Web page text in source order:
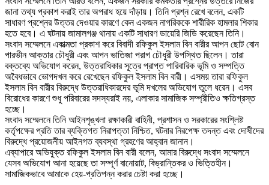
জানা তথ্য প্রকাশ করাই তার অপরাধ হয়ে দাঁড়ায়। তিনি প্রশ্ন রেখে বলেন, একটি
সাধারণ প্রশ্নের উত্তর দেওয়ার কারণে কেন একজন নাগরিককে শারীরিক হামলার শিকার
হতে হবে। এ ঘটনায় জামালগঞ্জ থানায় একটি সাধারণ ডায়েরি জিডি করেছেন তিনি।
‎সংবাদ সম্মেলনে একাত্মতা প্রকাশ করে বিবাদী রফিকুল ইসলাম বিন বারীর আপন ছোট বোন
পারভীন আক্তার চৌধুরী এবং আপন ভাতিজা পরাগ চৌধুরী উপস্থিত ছিলেন। তারা
বক্তব্যে অভিযোগ করেন, উত্তরাধিকার সূত্রে প্রাপ্ত পারিবারিক ভূমি ও সম্পত্তি
অবৈধভাবে ভোগদখল করে রেখেছেন রফিকুল ইসলাম বিন বারী। এসময় তারা রফিকুল
ইসলাম বিন বারীর বিরুদ্ধে উত্তরাধিকারদের ভূমি দখলের অভিযোগ তুলে ধরেন। এসব
বিরোধের কারণে শুধু পরিবারের সদস্যরাই নয়, এলাকার সামাজিক সম্প্রীতিও ক্ষতিগ্রস্ত
হচ্ছে।
‎সংবাদ সম্মেলনে তিনি আইনশৃঙ্খলা রক্ষাকারী বাহিনী, প্রশাসন ও সরকারের সংশ্লিষ্ট
কর্তৃপক্ষের প্রতি তার ব্যক্তিগত নিরাপত্তা নিশ্চিত, ঘটনার নিরপেক্ষ তদন্ত এবং দোষীদের
বিরুদ্ধে প্রয়োজনীয় আইনগত ব্যবস্থা গ্রহণের আহ্বান জানান।
‎এব্যাপারে অভিযুক্ত রফিকুল ইসলাম বিন বারী বলেন, আমার বিরুদ্ধে সংবাদ সম্মেলনে
যেসব অভিযোগ আনা হয়েছে তা সম্পূর্ণ বানোয়াট, বিভ্রান্তিকর ও ভিত্তিহীন।
সামাজিকভাবে আমাকে হেয়-প্রতিপন্ন করার চেষ্টা করা হচ্ছে।